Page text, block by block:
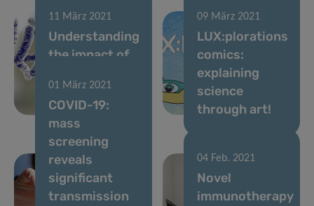
11 März 2021
Understanding
the impact of
on the gut
microbiome
09 März 2021
LUX:plorations
comics:
explaining
science
through art!
01 März 2021
COVID-19:
mass
screening
reveals
significant
transmission
04 Feb. 2021
Novel
immunotherapy